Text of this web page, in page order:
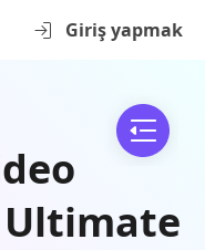
Giriş yapmak